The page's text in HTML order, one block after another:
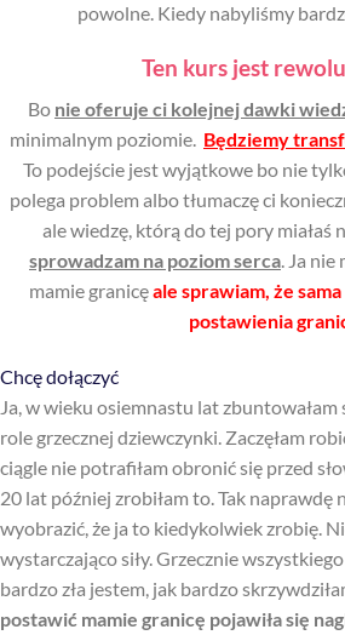
powolne. Kiedy nabyliśmy
Ten kurs jest
Bo nie oferuje ci kolejnej dawki
minimalnym poziomie. Będziemy
To podejście jest wyjątkowe bo nie
polega problem albo tłumaczę ci
ale wiedzę, którą do tej pory miałaś
sprowadzam na poziom serca. Ja nie
mamie granicęale sprawiam, że
postawienia
Chcę dołączyć
Ja, w wieku osiemnastu lat zbuntowałam
role grzecznej dziewczynki. Zaczęłam
ciągle nie potrafiłam obronić się przed
20 lat później zrobiłam to. Tak naprawdę
wyobrazić, że ja to kiedykolwiek zrobię.
wystarczająco siły. Grzecznie
bardzo zła jestem, jak bardzo
postawić mamie granicę pojawiła się